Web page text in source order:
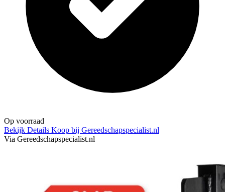
Op voorraad
Bekijk Details Koop bij Gereedschapspecialist.nl
Via Gereedschapspecialist.nl